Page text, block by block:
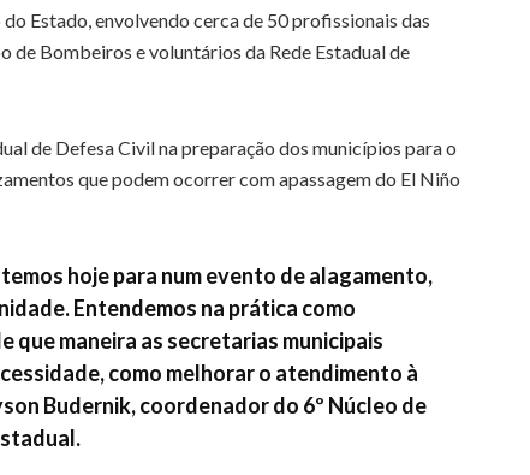
Estado, envolvendo cerca de 50 profissionais das
de Bombeiros e voluntários da Rede Estadual de
de Defesa Civil na preparação dos municípios para o
que podem ocorrer com apassagem do El Niño
hoje para num evento de alagamento,
Entendemos na prática como
que maneira as secretarias municipais
como melhorar o atendimento à
Budernik, coordenador do 6º Núcleo de